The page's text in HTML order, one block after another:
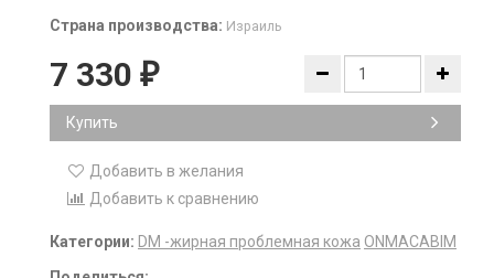
Страна производства: Израиль
7 330 ₽
Купить
Добавить в желания
Добавить к сравнению
Категории: DM -жирная проблемная кожа ONMACABIM